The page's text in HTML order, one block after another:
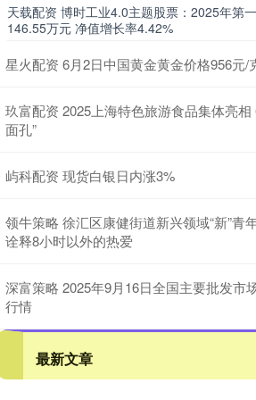
天载配资 博时工业4.0主题股票：2025年第
146.55万元 净值增长率4.42%
星火配资 6月2日中国黄金黄金价格956元/
玖富配资 2025上海特色旅游食品集体亮相
面孔”
屿科配资 现货白银日内涨3%
领牛策略 徐汇区康健街道新兴领域“新”青
诠释8小时以外的热爱
深富策略 2025年9月16日全国主要批发市
行情
最新文章